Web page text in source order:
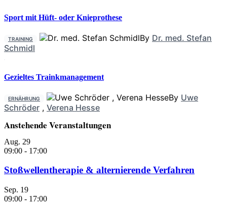
Sport mit Hüft- oder Knieprothese
TRAINING By Dr. med. Stefan
Schmidl
Gezieltes Trainkmanagement
ERNÄHRUNG By Uwe
Schröder , Verena Hesse
Anstehende Veranstaltungen
Aug. 29
09:00 - 17:00
Stoßwellentherapie & alternierende Verfahren
Sep. 19
09:00 - 17:00